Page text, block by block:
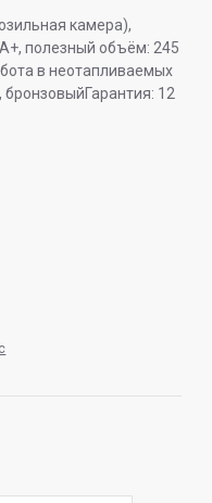
камера),
полезный объём: 245
в неотапливаемых
12